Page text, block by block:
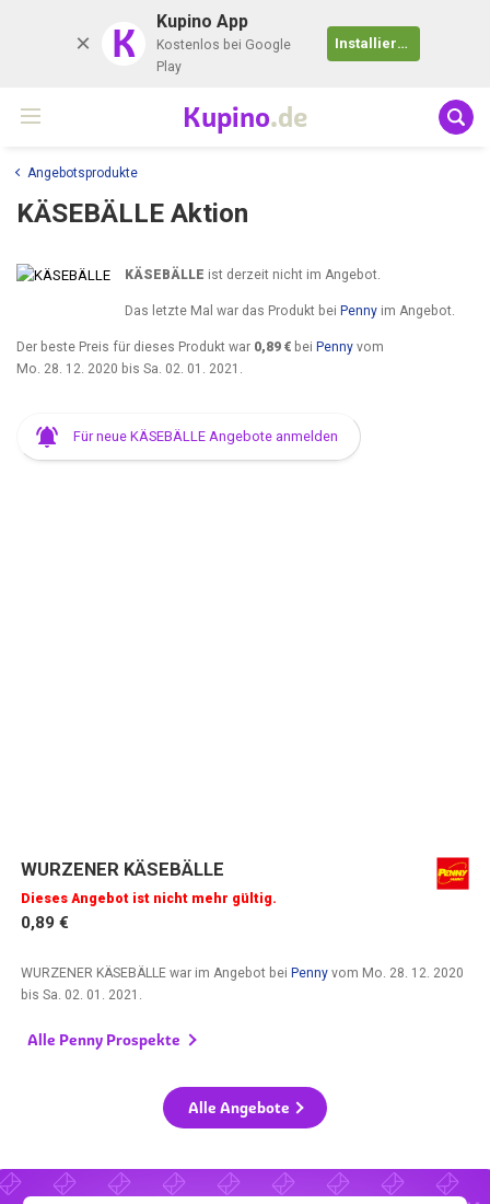
K Kupino App
Kostenlos bei Google
Play
Installieren
Kupino.de
Angebotsprodukte
KÄSEBÄLLE Aktion
KÄSEBÄLLE ist derzeit nicht im Angebot.
Das letzte Mal war das Produkt bei Pennyim Angebot.
Der beste Preis für dieses Produkt war 0,89 € bei Penny vom
Mo. 28. 12. 2020 bis Sa. 02. 01. 2021
Für neue KÄSEBÄLLE Angebote anmelden
WURZENER KÄSEBÄLLE
Dieses Angebot ist nicht mehr gültig.
0,89 €
WURZENER KÄSEBÄLLE war im Angebot beiPenny vom Mo. 28. 12. 2020
bisSa. 02. 01. 2021
Alle Penny Prospekte
Alle Angebote